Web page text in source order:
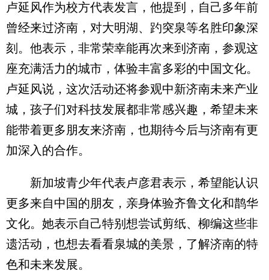
卢延风作为校方代表发言，他提到，自己多年前
曾经来过济南，对大明湖、趵突泉等名胜印象深
刻。他表示，非常荣幸能再次来到济南，参观这
座充满活力的城市，体验丰富多彩的中国文化。
卢延风说，这次活动还将参观中新济南未来产业
城，孩子们对科技发展都非常感兴趣，希望未来
能带着更多朋友来济南，也期待今后与济南有更
加深入的合作。
新加坡青少年代表卢彦君表示，希望能认识
更多来自中国的朋友，亲身体验齐鲁文化和鹊华
文化。她表示自己特别想尝试剪纸、柳编这些非
遗活动，也想去看看泉城的美景，了解济南的特
色和未来发展。